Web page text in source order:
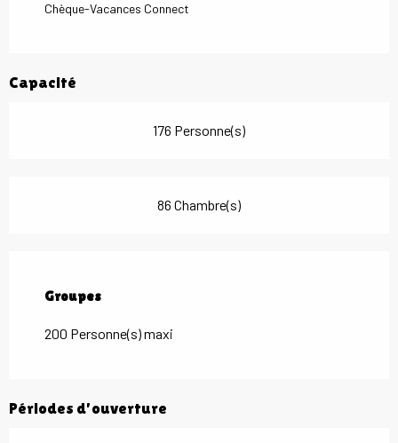
Chèque-Vacances Connect
Capacité
176 Personne(s)
86 Chambre(s)
Groupes
Groupes
200 Personne(s) maxi
Périodes d'ouverture